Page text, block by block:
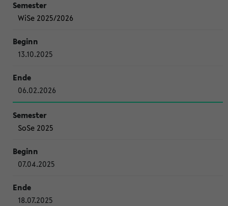
WiSe 2025/2026
13.10.2025
06.02.2026
SoSe 2025
07.04.2025
18.07.2025